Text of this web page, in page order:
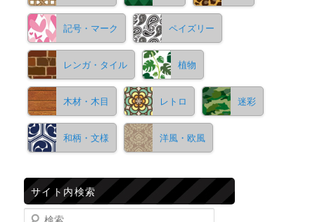
記号・マーク ペイズリー
レンガ・タイル 植物
木材・木目 レトロ 迷彩
和柄・文様 洋風・欧風
サイト内検索
検索